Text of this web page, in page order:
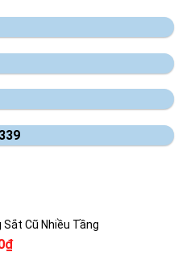
Sắt Cũ Nhiều Tầng
₫Giá